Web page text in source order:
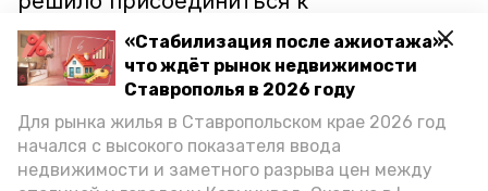
«Стабилизация после ажиотажа»:
что ждёт рынок недвижимости
Ставрополья в 2026 году
Для рынка жилья в Ставропольском крае 2026 год
начался с высокого показателя ввода
недвижимости и заметного разрыва цен между
благотворительной акции и оплатит
доставку подарков папуасам.
Сегодня на главпочтамте Дед Мороз
торжественно отправил посылку
адресантам. Сообщается, что к Новому